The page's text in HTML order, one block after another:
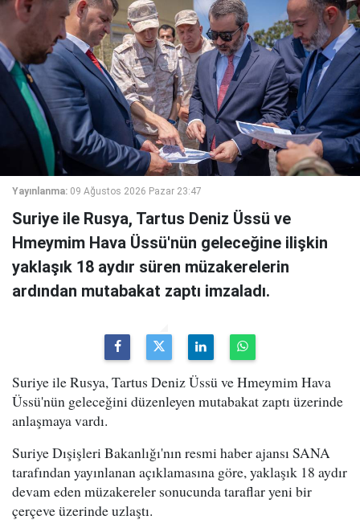
Yayınlanma: 09 Ağustos 2026 Pazar 23:47
Suriye ile Rusya, Tartus Deniz Üssü ve
Hmeymim Hava Üssü'nün geleceğine ilişkin
yaklaşık 18 aydır süren müzakerelerin
ardından mutabakat zaptı imzaladı.
Suriye ile Rusya, Tartus Deniz Üssü ve Hmeymim Hava
Üssü'nün geleceğini düzenleyen mutabakat zaptı üzerinde
anlaşmaya vardı.
Suriye Dışişleri Bakanlığı'nın resmi haber ajansı SANA
tarafından yayınlanan açıklamasına göre, yaklaşık 18 aydır
devam eden müzakereler sonucunda taraflar yeni bir
çerçeve üzerinde uzlaştı.